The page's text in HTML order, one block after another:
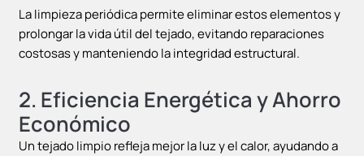
La limpieza periódica permite eliminar estos elementos y
prolongar la vida útil del tejado, evitando reparaciones
costosas y manteniendo la integridad estructural.
2. Eficiencia Energética y Ahorro
Económico
Un tejado limpio refleja mejor la luz y el calor, ayudando a